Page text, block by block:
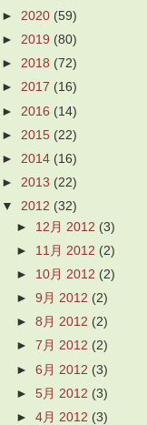
► 2020 (59)
► 2019 (80)
► 2018 (72)
► 2017 (16)
► 2016 (14)
► 2015 (22)
► 2014 (16)
► 2013 (22)
▼ 2012 (32)
► 12月 2012 (3)
► 11月 2012 (2)
► 10月 2012 (2)
►9月 2012 (2)
►8月 2012 (2)
►7月 2012 (2)
►6月 2012 (3)
►5月 2012 (3)
►4月 2012 (3)